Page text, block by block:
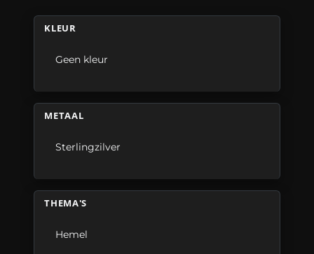
KLEUR
Geen kleur
METAAL
Sterlingzilver
THEMA'S
Hemel